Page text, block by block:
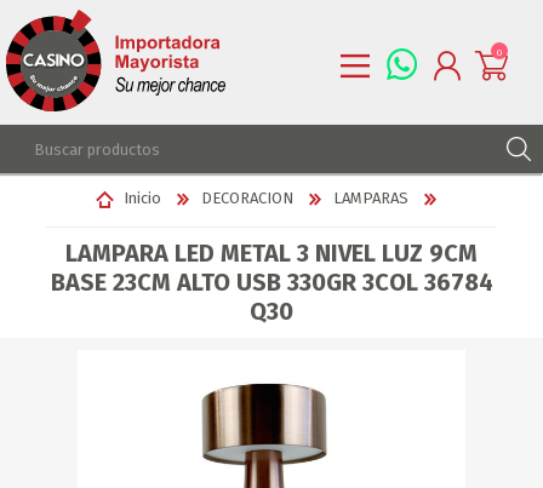
REGISTRARSE
LISTA DE DESEOS
0
Inicio DECORACION LAMPARAS
LAMPARA LED METAL 3 NIVEL LUZ 9CM
BASE 23CM ALTO USB 330GR 3COL 36784
Q30